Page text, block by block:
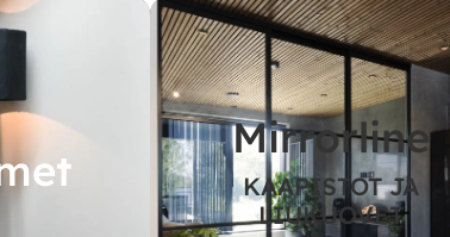
Mirrorline
KAAPISTOT JA
LIUKUOVET